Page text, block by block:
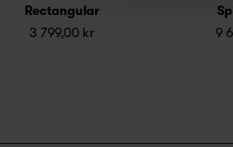
Rectangular
3 799,00 kr 9